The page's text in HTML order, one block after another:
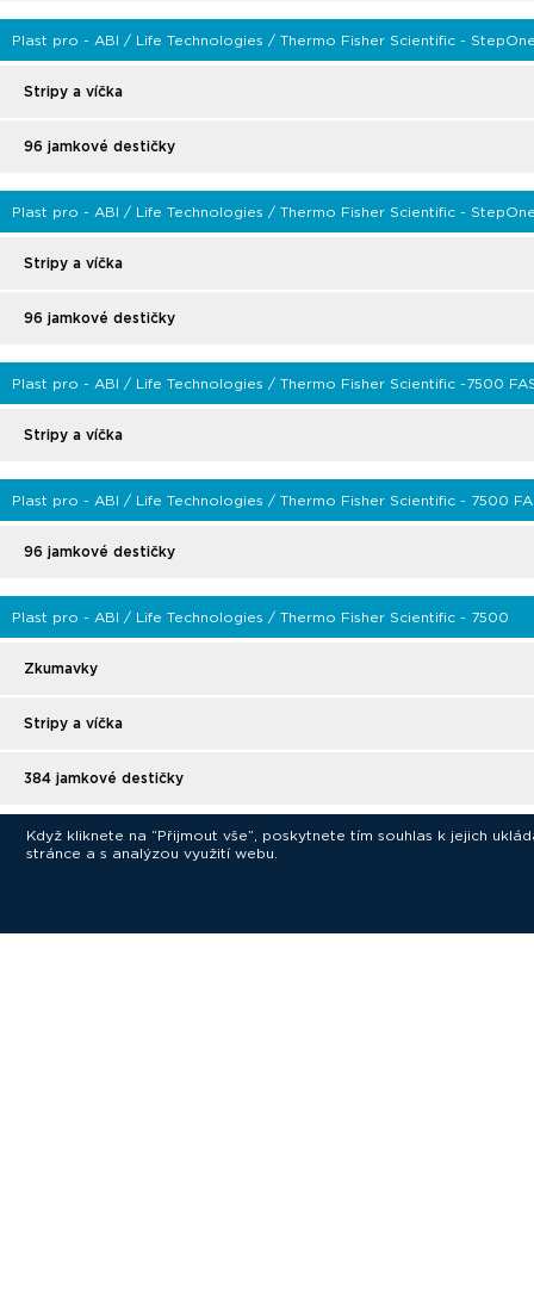
Plast pro - ABI / Life Technologies / Thermo Fisher Scientific -
Stripy a víčka
96 jamkové destičky
Plast pro - ABI / Life Technologies / Thermo Fisher Scientific -
Stripy a víčka
96 jamkové destičky
Plast pro - ABI / Life Technologies / Thermo Fisher Scientific -7500
Stripy a víčka
Plast pro - ABI / Life Technologies / Thermo Fisher Scientific - 7500
96 jamkové destičky
Plast pro - ABI / Life Technologies / Thermo Fisher Scientific - 7500
Zkumavky
Stripy a víčka
384 jamkové destičky
Když kliknete na “Přijmout vše”, poskytnete tím souhlas k jejich
stránce a s analýzou využití webu.